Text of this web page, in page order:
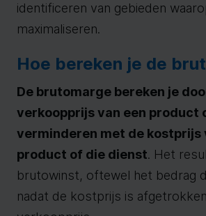
identificeren van gebieden
maximaliseren.
Hoe bereken je de
De brutomarge bereken je
verkoopprijs van een product
verminderen met de kostprijs
product of die dienst. Het
brutowinst, oftewel het bedrag
nadat de kostprijs is